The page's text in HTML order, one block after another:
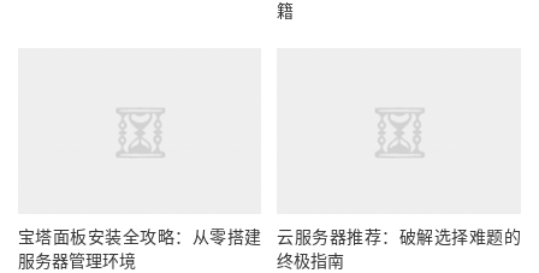
籍
宝塔面板安装全攻略：从零搭建
服务器管理环境
云服务器推荐：破解选择难题的
终极指南